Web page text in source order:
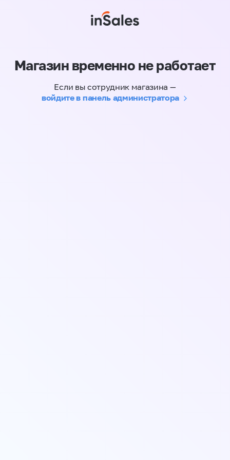
Магазин временно не работает
Если вы сотрудник магазина —
войдите в панель администратора